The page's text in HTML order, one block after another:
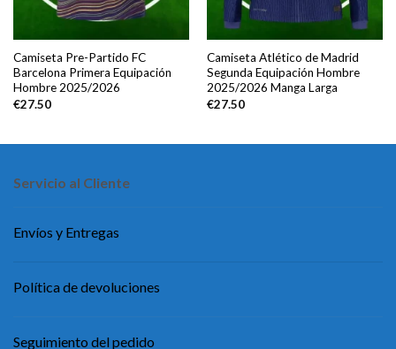
Camiseta Pre-Partido FC
Barcelona Primera Equipación
Hombre 2025/2026
€27.50
Camiseta Atlético de Madrid
Segunda Equipación Hombre
2025/2026 Manga Larga
€27.50
Servicio al Cliente
Envíos y Entregas
Política de devoluciones
Seguimiento del pedido